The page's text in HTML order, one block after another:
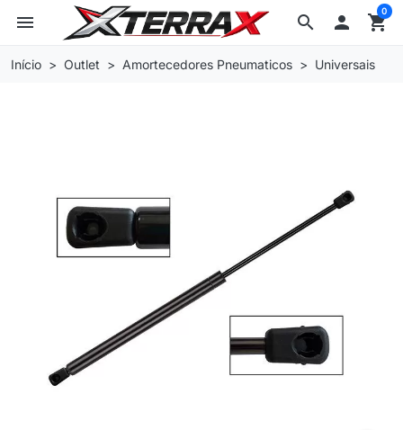
search
menu  shopping_cart
0
Início Outlet Amortecedores Pneumaticos Universais